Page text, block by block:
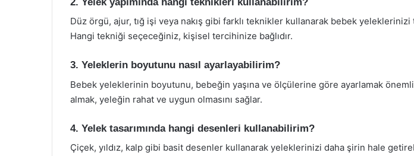
Düz örgü, ajur, tığ işi veya nakış gibi farklı teknikler kullanarak bebek
Hangi tekniği seçeceğiniz, kişisel tercihinize bağlıdır.
3. Yeleklerin boyutunu nasıl ayarlayabilirim?
Bebek yeleklerinin boyutunu, bebeğin yaşına ve ölçülerine göre ayarlamak
almak, yeleğin rahat ve uygun olmasını sağlar.
4. Yelek tasarımında hangi desenleri kullanabilirim?
Çiçek, yıldız, kalp gibi basit desenler kullanarak yeleklerinizi daha şirin hale